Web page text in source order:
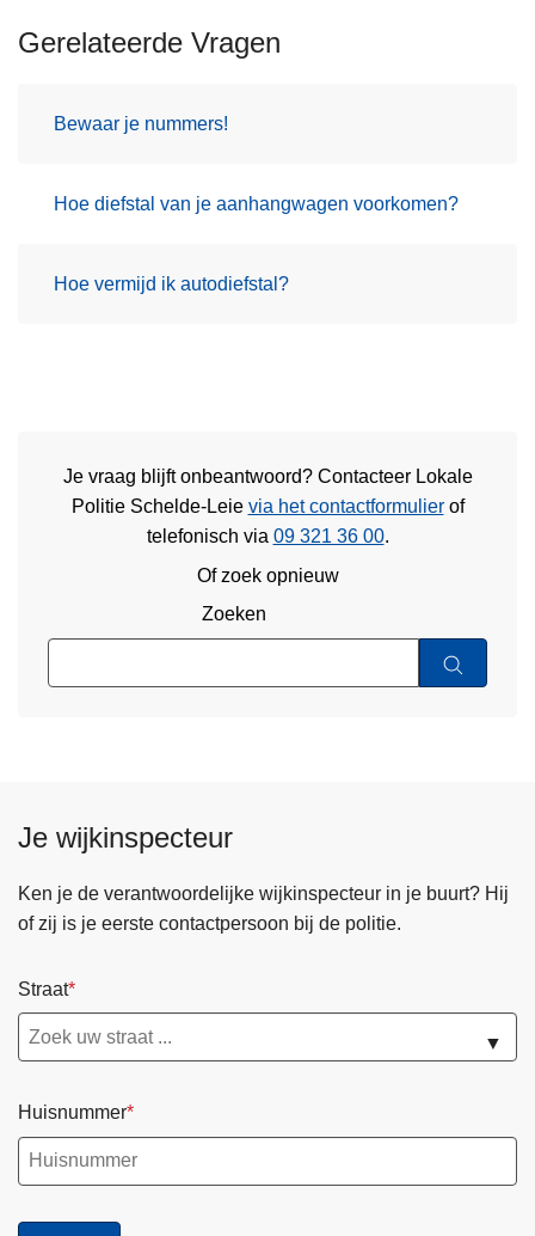
Gerelateerde Vragen
Bewaar je nummers!
Hoe diefstal van je aanhangwagen voorkomen?
Hoe vermijd ik autodiefstal?
Je vraag blijft onbeantwoord? Contacteer Lokale
Politie Schelde-Leie via het contactformulierof
telefonisch via 09 321 36 00.
Of zoek opnieuw
Zoeken
Je wijkinspecteur
Ken je de verantwoordelijke wijkinspecteur in je buurt? Hij
of zij is je eerste contactpersoon bij de politie.
Straat
▼
Huisnummer